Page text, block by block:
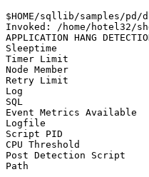
$HOME/sqllib/samples/pd/
Invoked: /home/hotel32/
APPLICATION HANG
Sleeptime                :
Timer Limit              :
Node Member
Retry Limit
Log                      :
SQL
Event Metrics Available
Logfile                  :
Script PID               :
CPU Threshold
Post Detection Script
Path                     :  /